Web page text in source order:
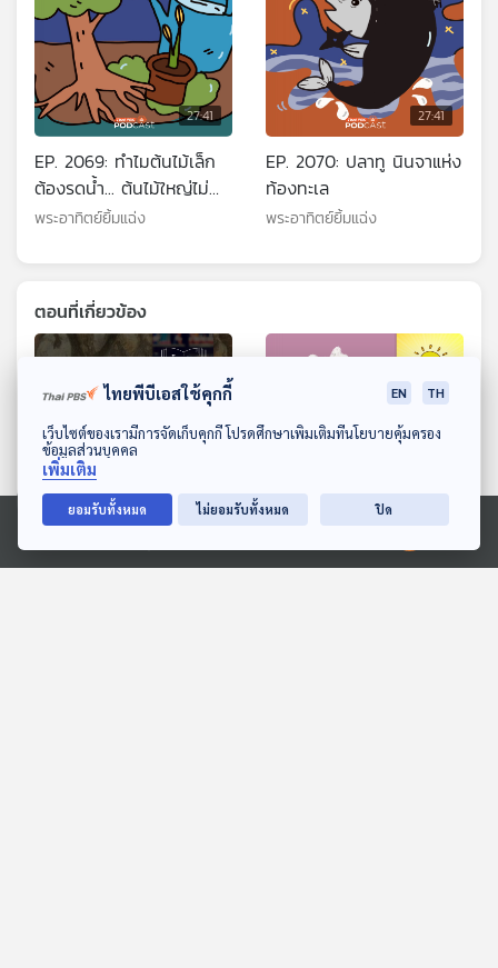
ดาวน์โหลด Thai PBS Podcast Application
Ⓒ 2020 องค์การกระจายเสียงและแพร่ภาพสาธารณะแห่งประเทศไทย
27:41
EP. 2069: ทำไมต้นไม้เล็ก
ต้องรดน้ำ... ต้นไม้ใหญ่ไม่
ต้องล่ะ
พระอาทิตย์ยิ้มแฉ่ง
27:41
EP. 2070: ปลาทู นินจาแห่ง
ท้องทะเล
พระอาทิตย์ยิ้มแฉ่ง
ตอนที่เกี่ยวข้อง
27:41
EP. 3: ล่องไพร ทางช้าง
EP. 1959: ลูกชิ้นปลามีปลา
ไทยพีบีเอสใช้คุกกี้ EN TH
เว็บไซต์ของเรามีการจัดเก็บคุกกี้ โปรดศึกษาเพิ่มเติมที่นโยบายคุ้มครอง
ข้อมูลส่วนบุคคล
เพิ่มเติม
ยอมรับทั้งหมด ไม่ยอมรับทั้งหมด ปิด